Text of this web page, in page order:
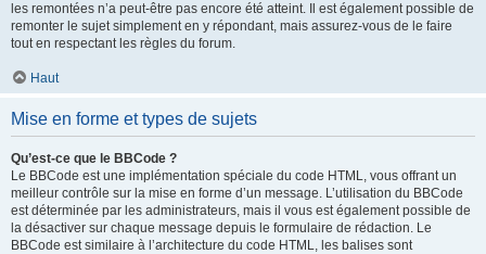
les remontées n’a peut-être pas encore été atteint. Il est également possible de
remonter le sujet simplement en y répondant, mais assurez-vous de le faire
tout en respectant les règles du forum.
Haut
Mise en forme et types de sujets
Qu’est-ce que le BBCode ?
Le BBCode est une implémentation spéciale du code HTML, vous offrant un
meilleur contrôle sur la mise en forme d’un message. L’utilisation du BBCode
est déterminée par les administrateurs, mais il vous est également possible de
la désactiver sur chaque message depuis le formulaire de rédaction. Le
BBCode est similaire à l’architecture du code HTML, les balises sont